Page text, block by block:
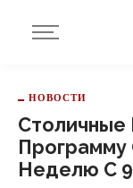
НОВОСТИ
Столичные
Программу
Неделю С